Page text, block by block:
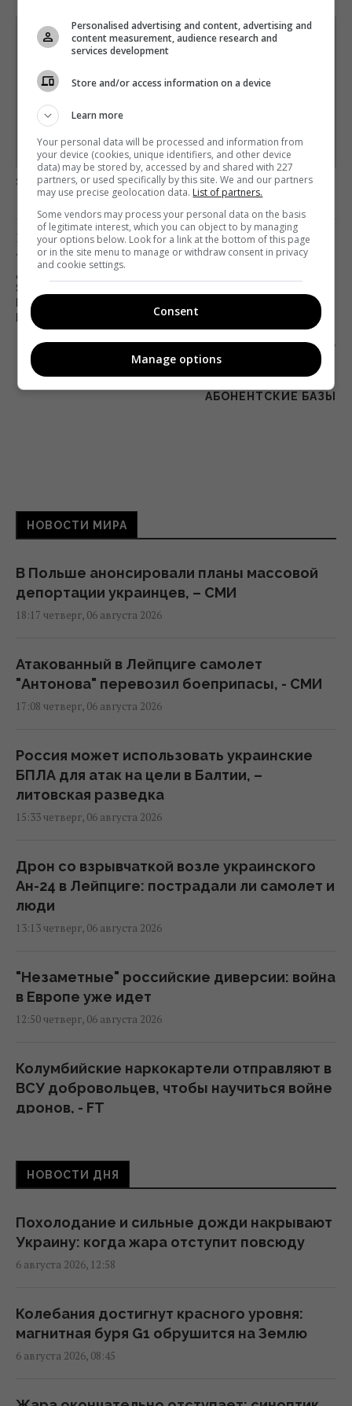
Щотижневий лист з найцікавішим.
Пишемо з любов'ю
Підпишіться ще раз, якщо не отримуєте від нас листи
Предоставлено SendPulse
загрузка...
Предыдущий пост
??РАСПЯТЫЙ МАЛЬЧИК, ПЛЮШЕВЫЙ ГИТЛЕР И
ДЕФОЛТ УКРАИНЫ – СООСНОВАТЕЛЬНИЦА
STOPFAKE ОЛЬГА ЮРКОВА О
МЕДИАГРАМОТНОСТИ И КРИТИЧЕСКОМ
МЫШЛЕНИИ
Следующий пост
? ПРОВАЙДЕРЫ КАБЕЛЬНОГО ТЕЛЕВИДЕНИЯ
ПРОДОЛЖАЮТ ЗАНИЖАТЬ СВОИ
АБОНЕНТСКИЕ БАЗЫ
НОВОСТИ МИРА
В Польше анонсировали планы массовой
депортации украинцев, – СМИ
18:17 четверг, 06 августа 2026
Атакованный в Лейпциге самолет
"Антонова" перевозил боеприпасы, - СМИ
17:08 четверг, 06 августа 2026
Россия может использовать украинские
БПЛА для атак на цели в Балтии, –
литовская разведка
15:33 четверг, 06 августа 2026
Дрон со взрывчаткой возле украинского
Ан-24 в Лейпциге: пострадали ли самолет и
люди
13:13 четверг, 06 августа 2026
"Незаметные" российские диверсии: война
в Европе уже идет
12:50 четверг, 06 августа 2026
Колумбийские наркокартели отправляют в
ВСУ добровольцев, чтобы научиться войне
дронов, - FT
Военное сотрудничество вышло на новый
цели для ударов
11:44 четверг, 06 августа 2026
средств ПВО в США
11:43 четверг, 06 августа 2026
России возросло на 250%
НОВОСТИ ДНЯ
Похолодание и сильные дожди накрывают
Украину: когда жара отступит повсюду
6 августа 2026, 12:58
Колебания достигнут красного уровня:
магнитная буря G1 обрушится на Землю
6 августа 2026, 08:45
Personalised advertising and content, advertising and
content measurement, audience research and
services development
Store and/or access information on a device
Learn more
Your personal data will be processed and information from
your device (cookies, unique identifiers, and other device
data) may be stored by, accessed by and shared with 227
partners, or used specifically by this site. We and our partners
may use precise geolocation data. List of partners.
Some vendors may process your personal data on the basis
of legitimate interest, which you can object to by managing
your options below. Look for a link at the bottom of this page
or in the site menu to manage or withdraw consent in privacy
and cookie settings.
Consent
Manage options